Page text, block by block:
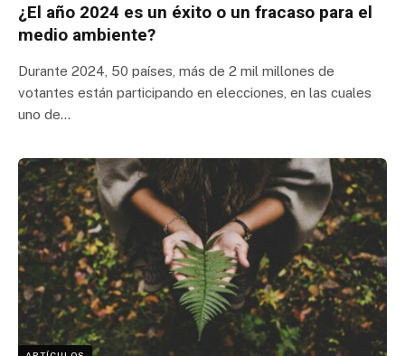
¿El año 2024 es un éxito o un fracaso para el
medio ambiente?
Durante 2024, 50 países, más de 2 mil millones de
votantes están participando en elecciones, en las cuales
uno de…